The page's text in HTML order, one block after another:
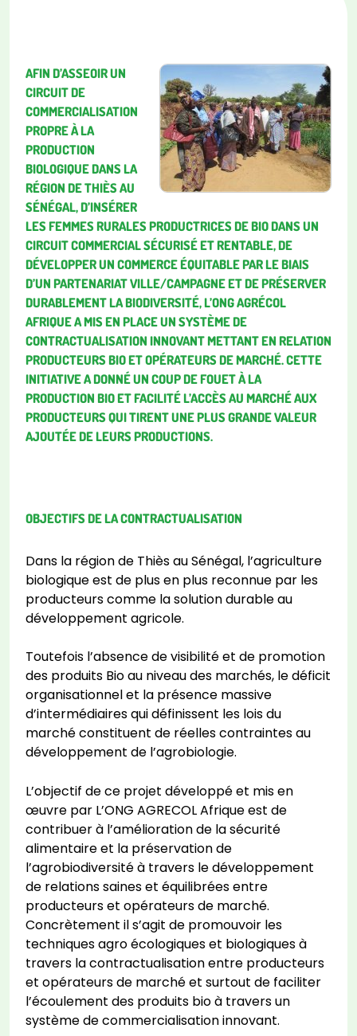
AFIN D’ASSEOIR UN
CIRCUIT DE
COMMERCIALISATION
PROPRE À LA
PRODUCTION
BIOLOGIQUE DANS LA
RÉGION DE THIÈS AU
SÉNÉGAL, D’INSÉRER
LES FEMMES RURALES PRODUCTRICES DE BIO DANS UN
CIRCUIT COMMERCIAL SÉCURISÉ ET RENTABLE, DE
DÉVELOPPER UN COMMERCE ÉQUITABLE PAR LE BIAIS
D’UN PARTENARIAT VILLE/CAMPAGNE ET DE PRÉSERVER
DURABLEMENT LA BIODIVERSITÉ, L’ONG AGRÉCOL
AFRIQUE A MIS EN PLACE UN SYSTÈME DE
CONTRACTUALISATION INNOVANT METTANT EN RELATION
PRODUCTEURS BIO ET OPÉRATEURS DE MARCHÉ.CETTE
INITIATIVE A DONNÉ UN COUP DE FOUET À LA
PRODUCTION BIO ET FACILITÉ L’ACCÈS AU MARCHÉ AUX
PRODUCTEURS QUI TIRENT UNE PLUS GRANDE VALEUR
AJOUTÉE DE LEURS PRODUCTIONS.
OBJECTIFS DE LA CONTRACTUALISATION
Dans la région de Thiès au Sénégal, l’agriculture
biologique est de plus en plus reconnue par les
producteurs comme la solution durable au
développement agricole.
Toutefois l’absence de visibilité et de promotion
des produits Bio au niveau des marchés, le déficit
organisationnel et la présence massive
d’intermédiaires qui définissent les lois du
marché constituent de réelles contraintes au
développement de l’agrobiologie.
L’objectif de ce projet développé et mis en
œuvre par L’ONG AGRECOL Afrique est de
contribuer à l’amélioration de la sécurité
alimentaire et la préservation de
l’agrobiodiversité à travers le développement
de relations saines et équilibrées entre
producteurs et opérateurs de marché.
Concrètement il s’agit de promouvoir les
techniques agro écologiques et biologiques à
travers la contractualisation entre producteurs
et opérateurs de marché et surtout de faciliter
l’écoulement des produits bio à travers un
système de commercialisation innovant.